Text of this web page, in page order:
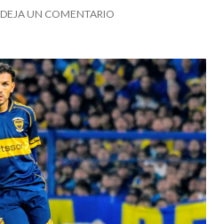
DEJA UN COMENTARIO